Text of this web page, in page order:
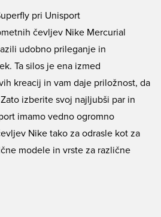
pri Unisport
čevljev Nike Mercurial
udobno prileganje in
Ta silos je ena izmed
kreacij in vam daje priložnost, da
izberite svoj najljubši par in
imamo vedno ogromno
Nike tako za odrasle kot za
modele in vrste za različne